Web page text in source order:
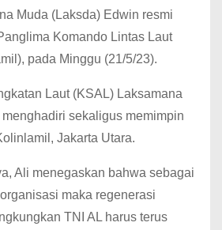
Muda (Laksda) Edwin resmi
Komando Lintas Laut
pada Minggu (21/5/23).
Laut (KSAL) Laksamana
sekaligus memimpin
Jakarta Utara.
Ali menegaskan bahwa sebagai
maka regenerasi
TNI AL harus terus